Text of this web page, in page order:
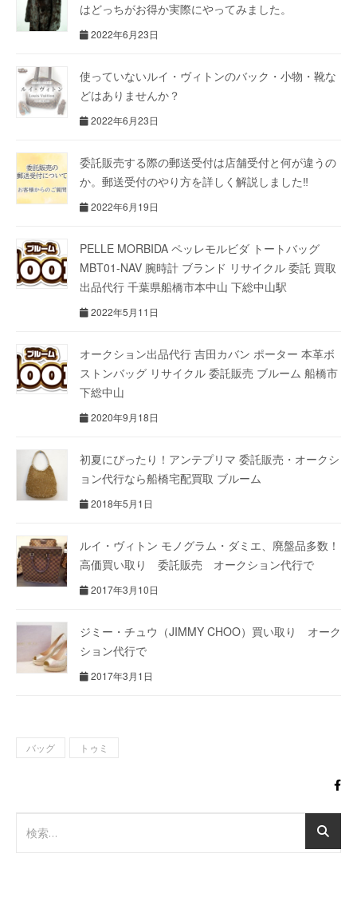
はどっちがお得か実際にやってみました。
2022年6月23日
使っていないルイ・ヴィトンのバック・小物・靴な
どはありませんか？
2022年6月23日
委託販売する際の郵送受付は店舗受付と何が違うの
か。郵送受付のやり方を詳しく解説しました‼
2022年6月19日
PELLE MORBIDA ペッレモルビダ トートバッグ
MBT01-NAV 腕時計 ブランド リサイクル 委託 買取
出品代行 千葉県船橋市本中山 下総中山駅
2022年5月11日
オークション出品代行 吉田カバン ポーター 本革ボ
ストンバッグ リサイクル 委託販売 ブルーム 船橋市
下総中山
2020年9月18日
初夏にぴったり！アンテプリマ 委託販売・オークシ
ョン代行なら船橋宅配買取 ブルーム
2018年5月1日
ルイ・ヴィトン モノグラム・ダミエ、廃盤品多数！
高価買い取り 委託販売 オークション代行で
2017年3月10日
ジミー・チュウ（JIMMY CHOO）買い取り オーク
ション代行で
2017年3月1日
バッグ トゥミ